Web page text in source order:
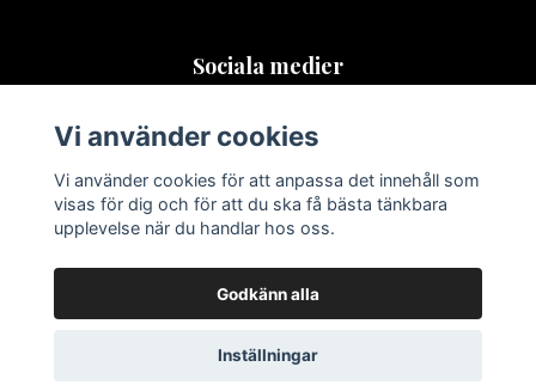
Sociala medier
© 2026 Kristallvy–Powered by Quickbutik
Vi använder cookies
Vi använder cookies för att anpassa det innehåll som
visas för dig och för att du ska få bästa tänkbara
upplevelse när du handlar hos oss.
Godkänn alla
Inställningar